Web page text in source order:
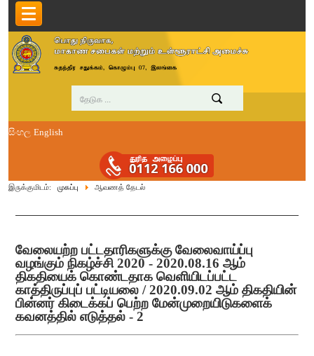
සිංහල English
இருக்குமிடம்: முகப்பு ஆவணத் தேடல்
வேலையற்ற பட்டதாரிகளுக்கு வேலைவாய்ப்பு
வழங்கும் நிகழ்ச்சி 2020 - 2020.08.16 ஆம்
திகதியைக் கொண்டதாக வெளியிடப்பட்ட
காத்திருப்புப் பட்டியலை / 2020.09.02 ஆம் திகதியின்
பின்னர் கிடைக்கப் பெற்ற மேன்முறையிடுகளைக்
கவனத்தில் எடுத்தல் - 2